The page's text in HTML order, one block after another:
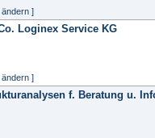
]
Loginex Service KG
]
f. Beratung u.